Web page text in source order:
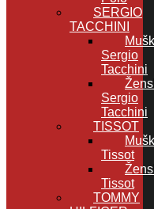
SERGIO
TACCHINI
Sergio
Tacchini
Sergio
Tacchini
TISSOT
Tissot
Tissot
TOMMY